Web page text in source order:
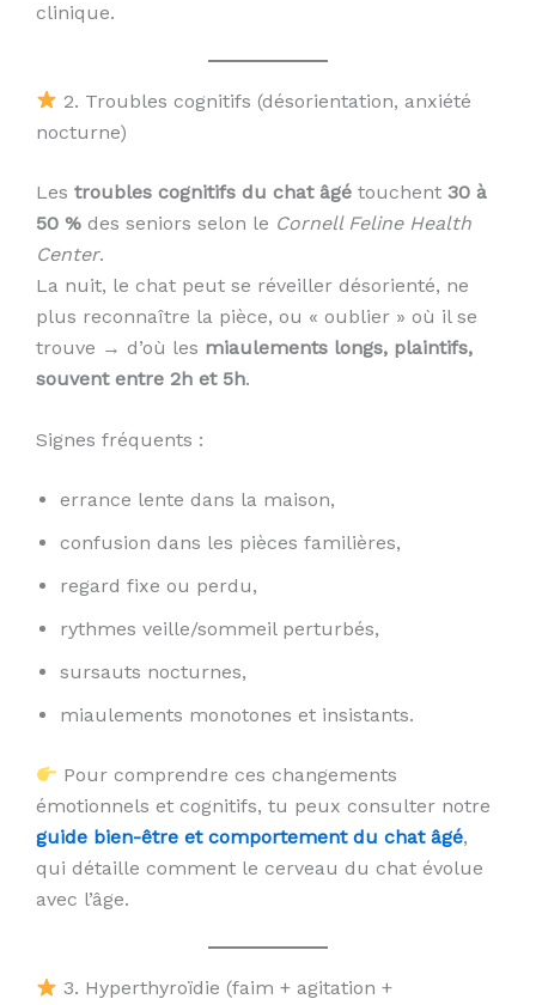
clinique.
2. Troubles cognitifs (désorientation, anxiété
nocturne)
Les troubles cognitifs du chat âgé touchent 30 à
50 % des seniors selon le Cornell Feline Health
Center.
La nuit, le chat peut se réveiller désorienté, ne
plus reconnaître la pièce, ou « oublier » où il se
trouve → d’où les miaulements longs, plaintifs,
souvent entre 2h et 5h.
Signes fréquents :
errance lente dans la maison,
confusion dans les pièces familières,
regard fixe ou perdu,
rythmes veille/sommeil perturbés,
sursauts nocturnes,
miaulements monotones et insistants.
Pour comprendre ces changements
émotionnels et cognitifs, tu peux consulter notre
guide bien-être et comportement du chat âgé,
qui détaille comment le cerveau du chat évolue
avec l’âge.
3. Hyperthyroïdie (faim + agitation +